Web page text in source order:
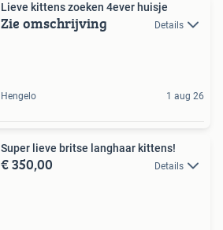
Lieve kittens zoeken 4ever huisje
Zie omschrijving Details
Hengelo 1 aug 26
Super lieve britse langhaar kittens!
€ 350,00 Details